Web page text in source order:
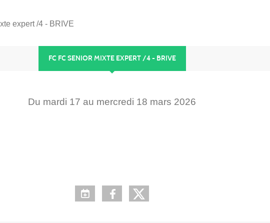
expert /4 - BRIVE
FC FC SENIOR MIXTE EXPERT /4 - BRIVE
Du mardi 17 au mercredi 18 mars 2026